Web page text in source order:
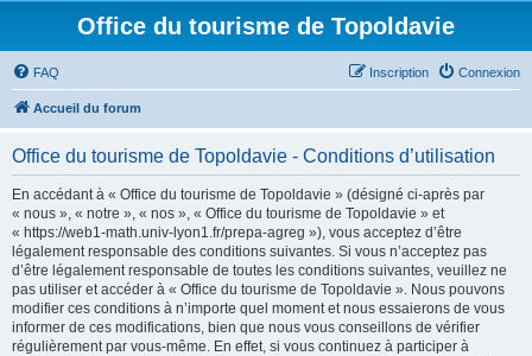
Office du tourisme de Topoldavie
FAQ Connexion
Inscription
Accueil du forum
Office du tourisme de Topoldavie - Conditions d’utilisation
En accédant à « Office du tourisme de Topoldavie » (désigné ci-après par
« nous », « notre », « nos », « Office du tourisme de Topoldavie » et
« https://web1-math.univ-lyon1.fr/prepa-agreg »), vous acceptez d’être
légalement responsable des conditions suivantes. Si vous n’acceptez pas
d’être légalement responsable de toutes les conditions suivantes, veuillez ne
pas utiliser et accéder à « Office du tourisme de Topoldavie ». Nous pouvons
modifier ces conditions à n’importe quel moment et nous essaierons de vous
informer de ces modifications, bien que nous vous conseillons de vérifier
régulièrement par vous-même. En effet, si vous continuez à participer à